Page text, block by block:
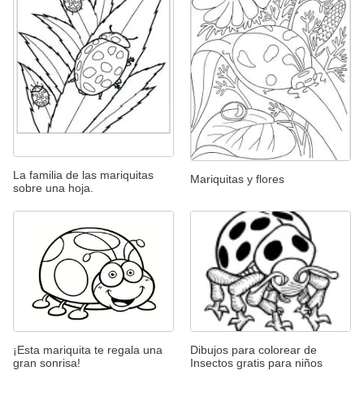
La familia de las mariquitas
sobre una hoja.
Mariquitas y flores
¡Esta mariquita te regala una
gran sonrisa!
Dibujos para colorear de
Insectos gratis para niños